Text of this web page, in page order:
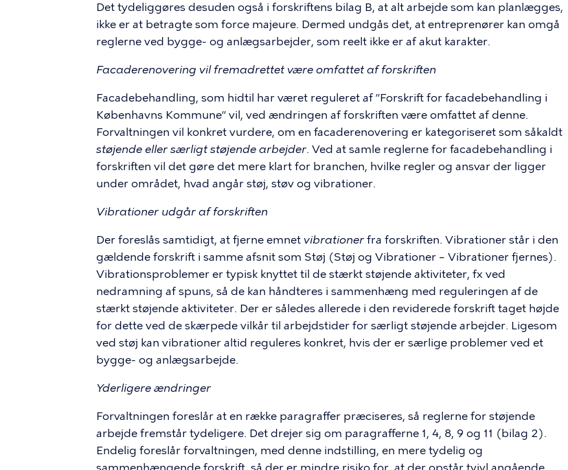
Det tydeliggøres desuden også i forskriftens bilag B, at alt arbejde som kan planlægges,
ikke er at betragte som force majeure. Dermed undgås det, at entreprenører kan omgå
reglerne ved bygge- og anlægsarbejder, som reelt ikke er af akut karakter.
Facaderenovering vil fremadrettet være omfattet af forskriften
Facadebehandling, som hidtil har været reguleret af ”Forskrift for facadebehandling i
Københavns Kommune” vil, ved ændringen af forskriften være omfattet af denne.
Forvaltningen vil konkret vurdere, om en facaderenovering er kategoriseret som såkaldt
støjende eller særligt støjende arbejder. Ved at samle reglerne for facadebehandling i
forskriften vil det gøre det mere klart for branchen, hvilke regler og ansvar der ligger
under området, hvad angår støj, støv og vibrationer.
Vibrationer udgår af forskriften
Der foreslås samtidigt, at fjerne emnet vibrationer fra forskriften. Vibrationer står i den
gældende forskrift i samme afsnit som Støj (Støj og Vibrationer – Vibrationer fjernes).
Vibrationsproblemer er typisk knyttet til de stærkt støjende aktiviteter, fx ved
nedramning af spuns, så de kan håndteres i sammenhæng med reguleringen af de
stærkt støjende aktiviteter. Der er således allerede i den reviderede forskrift taget højde
for dette ved de skærpede vilkår til arbejdstider for særligt støjende arbejder. Ligesom
ved støj kan vibrationer altid reguleres konkret, hvis der er særlige problemer ved et
bygge- og anlægsarbejde.
Yderligere ændringer
Forvaltningen foreslår at en række paragraffer præciseres, så reglerne for støjende
arbejde fremstår tydeligere. Det drejer sig om paragrafferne 1, 4, 8, 9 og 11 (bilag 2).
Endelig foreslår forvaltningen, med denne indstilling, en mere tydelig og